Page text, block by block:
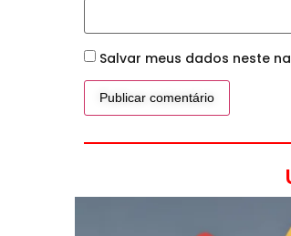
Salvar meus dados neste